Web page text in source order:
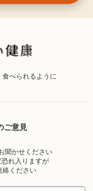
食べられるように
ご意見
聞かせください
れ入りますが
絡ください